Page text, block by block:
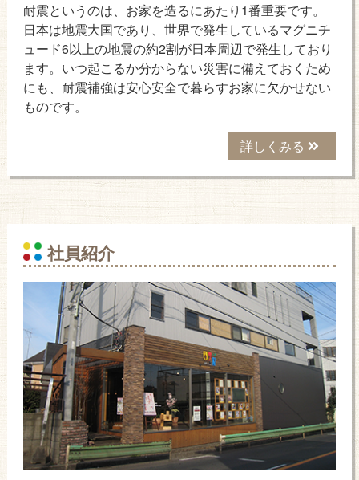
耐震というのは、お家を造るにあたり1番重要です。
日本は地震大国であり、世界で発生しているマグニチ
ュード6以上の地震の約2割が日本周辺で発生しており
ます。いつ起こるか分からない災害に備えておくため
にも、耐震補強は安心安全で暮らすお家に欠かせない
ものです。
詳しくみる
社員紹介